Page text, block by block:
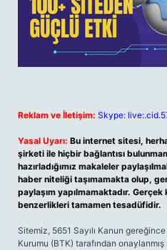
Reklam ve İletişim: Skype:
Yasal Uyarı: Bu internet sitesi,
şirketi ile hiçbir bağlantısı
hazırladığımız makaleler
haber niteliği taşımamakta olup,
paylaşım yapılmamaktadır.
benzerlikleri tamamen tesadüfidir.
Sitemiz, 5651 Sayılı Kanun
Kurumu (BTK) tarafından